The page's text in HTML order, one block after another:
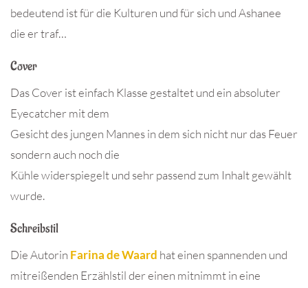
bedeutend ist für die Kulturen und für sich und Ashanee
die er traf…
Cover
Das Cover ist einfach Klasse gestaltet und ein absoluter
Eyecatcher mit dem
Gesicht des jungen Mannes in dem sich nicht nur das Feuer
sondern auch noch die
Kühle widerspiegelt und sehr passend zum Inhalt gewählt
wurde.
Schreibstil
Die Autorin Farina de Waard hat einen spannenden und
mitreißenden Erzählstil der einen mitnimmt in eine